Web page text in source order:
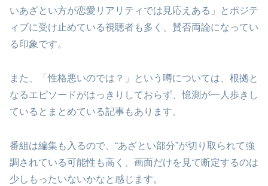
いあざとい方が恋愛リアリティでは見応えある」とポジテ
ィブに受け止めている視聴者も多く、賛否両論になってい
る印象です。
また、「性格悪いのでは？」という噂については、根拠と
なるエピソードがはっきりしておらず、憶測が一人歩きし
ているとまとめている記事もあります。
番組は編集も入るので、“あざとい部分”が切り取られて強
調されている可能性も高く、画面だけを見て断定するのは
少しもったいないかなと感じます。